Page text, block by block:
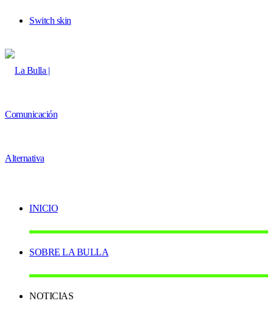
Switch skin
INICIO
SOBRE LA BULLA
NOTICIAS